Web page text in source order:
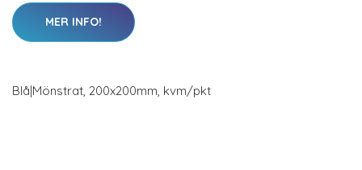
MER INFO!
Blå|Mönstrat, 200x200mm, kvm/pkt